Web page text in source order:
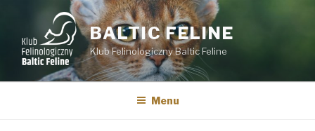
treści
BALTIC FELINE
Klub Felinologiczny Baltic Feline
Menu